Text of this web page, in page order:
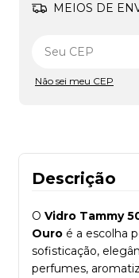
MEIOS DE
Não sei meu CEP
Descrição
O Vidro Tammy
Ouro é a escolha
sofisticação,
perfumes,